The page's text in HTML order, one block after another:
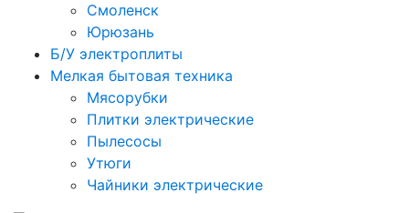
Смоленск
Юрюзань
Б/У электроплиты
Мелкая бытовая техника
Мясорубки
Плитки электрические
Пылесосы
Утюги
Чайники электрические